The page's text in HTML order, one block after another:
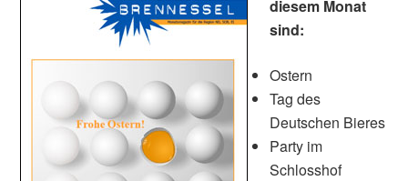
diesem Monat
sind:
Ostern
Tag des
Deutschen Bieres
Party im
Schlosshof